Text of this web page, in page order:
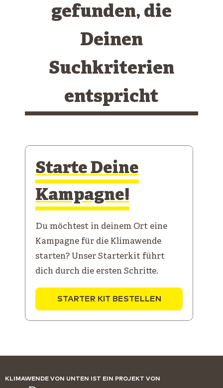
gefunden, die
Deinen
Suchkriterien
entspricht
Starte Deine
Kampagne!
Du möchtest in deinem Ort eine
Kampagne für die Klimawende
starten? Unser Starterkit führt
dich durch die ersten Schritte.
STARTER KIT BESTELLEN
KLIMAWENDE VON UNTEN IST EIN PROJEKT VON